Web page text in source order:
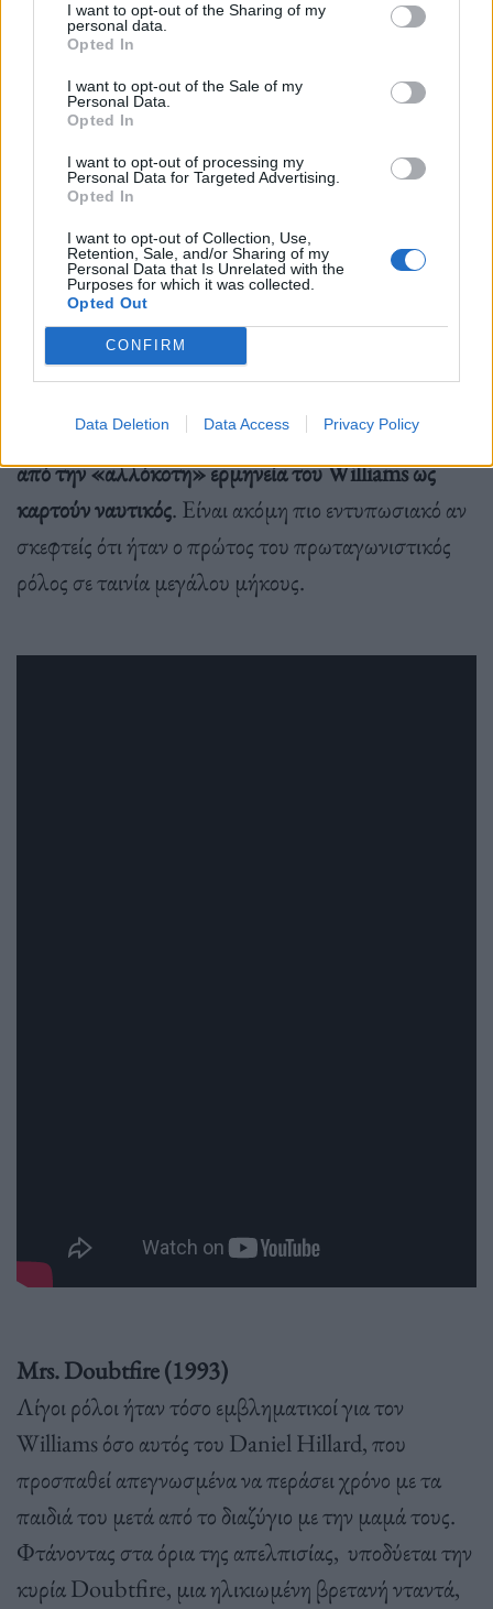
I want to opt-out of the Sharing of my
personal data.
Opted In
I want to opt-out of the Sale of my
Personal Data.
Opted In
I want to opt-out of processing my
Personal Data for Targeted Advertising.
Opted In
I want to opt-out of Collection, Use,
Retention, Sale, and/or Sharing of my
Personal Data that Is Unrelated with the
Purposes for which it was collected.
Opted Out
CONFIRM
Data Deletion Data Access Privacy Policy
Οι αντιδράσεις για το “Popeye” του Robert
Altman ποικίλλουν ευρέως (σ.σ. βαθμολογία 61%
στο Rotten Tomatoes), με κάποιους να το
χαρακτηρίζουν λαμπρό και άλλους να το αποκαλούν
ταινία συνολικά, δεν μπορούμε παρά να εκπλαγούμε
από την «αλλόκοτη» ερμηνεία του Williams ως
καρτούν ναυτικός. Είναι ακόμη πιο εντυπωσιακό αν
σκεφτείς ότι ήταν ο πρώτος του πρωταγωνιστικός
ρόλος σε ταινία μεγάλου μήκους.
Mrs. Doubtfire (1993)
Λίγοι ρόλοι ήταν τόσο εμβληματικοί για τον
Williams όσο αυτός του Daniel Hillard, που
προσπαθεί απεγνωσμένα να περάσει χρόνο με τα
παιδιά του μετά από το διαζύγιο με την μαμά τους.
Φτάνοντας στα όρια της απελπισίας, υποδύεται την
κυρία Doubtfire, μια ηλικιωμένη βρετανή νταντά,